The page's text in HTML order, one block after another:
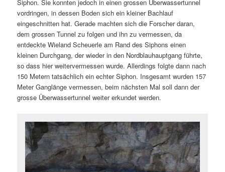
Siphon. Sie konnten jedoch in einen grossen Überwassertunnel
vordringen, in dessen Boden sich ein kleiner Bachlauf
eingeschnitten hat. Gerade machten sich die Forscher daran,
dem grossen Tunnel zu folgen und ihn zu vermessen, da
entdeckte Wieland Scheuerle am Rand des Siphons einen
kleinen Durchgang, der wieder in den Nordblauhauptgang führte,
so dass hier weitervermessen wurde. Allerdings folgte dann nach
150 Metern tatsächlich ein echter Siphon. Insgesamt wurden 157
Meter Ganglänge vermessen, beim nächsten Mal soll dann der
grosse Überwassertunnel weiter erkundet werden.